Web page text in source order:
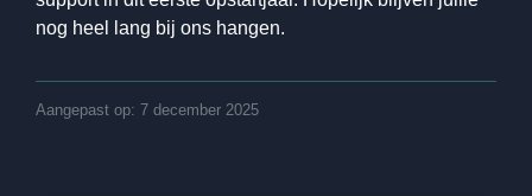
nog heel lang bij ons hangen.
Aangepast op: 7 december 2025